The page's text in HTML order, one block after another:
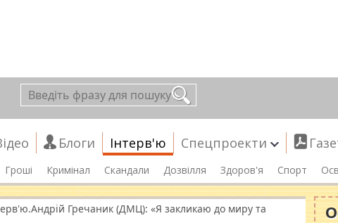
Блоги Інтерв'ю Спецпроекти
Гроші Кримінал Скандали Дозвілля Здоров'я Спорт
Гречаник (ДМЦ): «Я закликаю до миру та